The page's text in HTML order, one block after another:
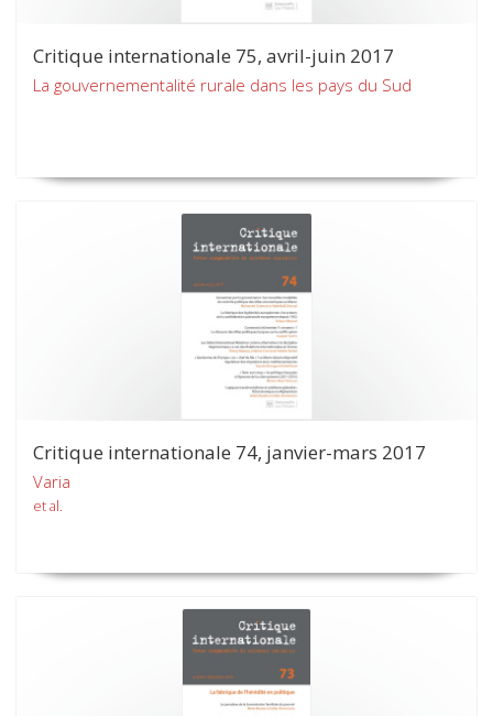
Critique internationale 75, avril-juin 2017
La gouvernementalité rurale dans les pays du Sud
Critique internationale 74, janvier-mars 2017
Varia
et al.